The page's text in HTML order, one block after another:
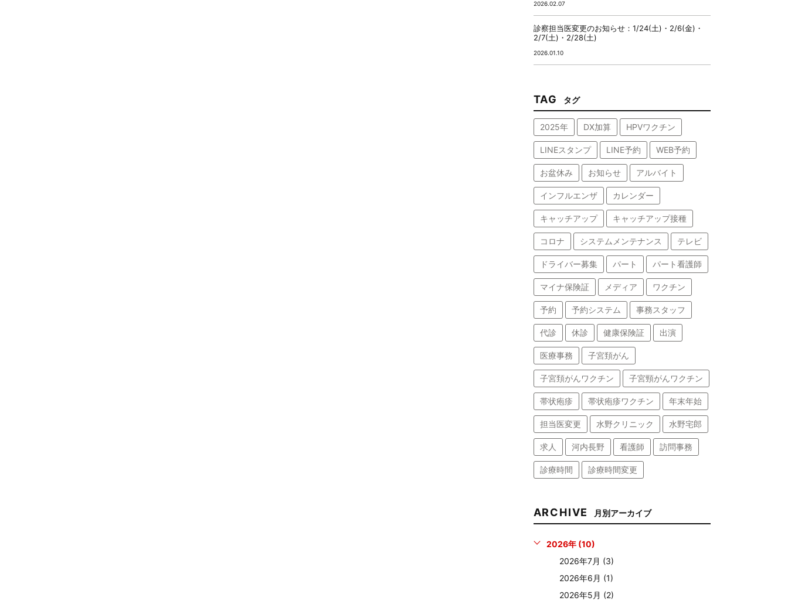
2026.02.07
診察担当医変更のお知らせ：1/24(土)・2/6(金)・
2/7(土)・2/28(土)
2026.01.10
TAG タグ
2025年 DX加算 HPVワクチン
LINEスタンプ LINE予約 WEB予約
お盆休み お知らせ アルバイト
インフルエンザ カレンダー
キャッチアップ キャッチアップ接種
コロナ システムメンテナンス テレビ
ドライバー募集 パート パート看護師
マイナ保険証 メディア ワクチン
予約 予約システム 事務スタッフ
代診 休診 健康保険証 出演
医療事務 子宮頚がん
子宮頚がんワクチン 子宮頸がんワクチン
帯状疱疹 帯状疱疹ワクチン 年末年始
担当医変更 水野クリニック 水野宅郎
求人 河内長野 看護師 訪問事務
診療時間 診療時間変更
ARCHIVE 月別アーカイブ
2026年 (10)
2026年7月 (3)
2026年6月 (1)
2026年5月 (2)